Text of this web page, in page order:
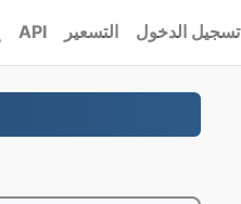
API التسعير تسجيل الدخول